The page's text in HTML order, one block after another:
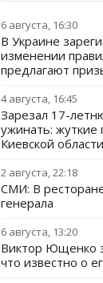
6 августа, 16:30
В Украине
изменении
предлагают
4 августа, 16:45
Зарезал 17-
ужинать: жуткие
Киевской области
2 августа, 22:18
СМИ: В
генерала
6 августа, 13:20
Виктор Ющенко
что известно о